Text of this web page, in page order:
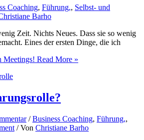
Coaching, Führung,, Selbst- und
Barho
Zeit. Nichts Neues. Dass sie so wenig
Eines der ersten Dinge, die ich
Meetings! Read More »
/Business Coaching, Führung,,
/ Von Christiane Barho